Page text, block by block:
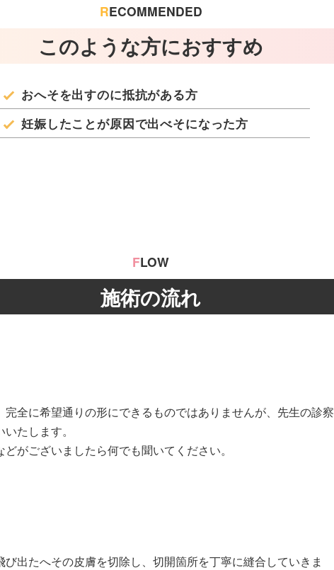
RECOMMENDED
このような方におすすめ
おへそを出すのに抵抗がある方
妊娠したことが原因で出べそになった方
FLOW
施術の流れ
全に希望通りの形にできるものではありませんが、先生の診察
たします。
がございましたら何でも聞いてください。
出たへその皮膚を切除し、切開箇所を丁寧に縫合していきま